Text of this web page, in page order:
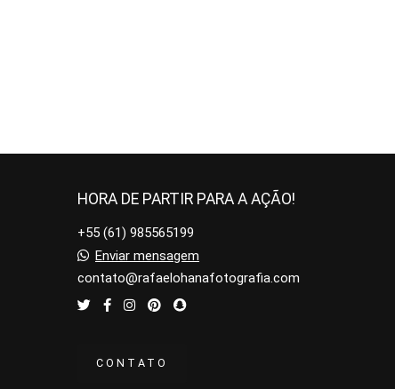
HORA DE PARTIR PARA A AÇÃO!
+55 (61) 985565199
Enviar mensagem
contato@rafaelohanafotografia.com
CONTATO